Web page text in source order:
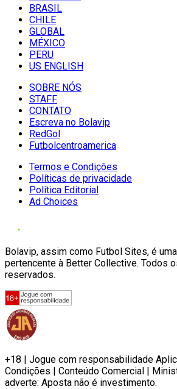
BRASIL
CHILE
GLOBAL
MÉXICO
PERU
US ENGLISH
SOBRE NÓS
STAFF
CONTATO
Escreva no Bolavip
RedGol
Futbolcentroamerica
Termos e Condições
Políticas de privacidade
Política Editorial
Ad Choices
Bolavip, assim como Futbol Sites, é
pertencente à Better Collective. Todos
reservados.
+18 | Jogue com responsabilidade
Condições | Conteúdo Comercial |
adverte: Aposta não é investimento.